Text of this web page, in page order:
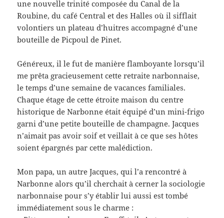
une nouvelle trinité composée du Canal de la
Roubine, du café Central et des Halles où il sifflait
volontiers un plateau d’huitres accompagné d’une
bouteille de Picpoul de Pinet.
Généreux, il le fut de manière flamboyante lorsqu’il
me prêta gracieusement cette retraite narbonnaise,
le temps d’une semaine de vacances familiales.
Chaque étage de cette étroite maison du centre
historique de Narbonne était équipé d’un mini-frigo
garni d’une petite bouteille de champagne. Jacques
n’aimait pas avoir soif et veillait à ce que ses hôtes
soient épargnés par cette malédiction.
Mon papa, un autre Jacques, qui l’a rencontré à
Narbonne alors qu’il cherchait à cerner la sociologie
narbonnaise pour s’y établir lui aussi est tombé
immédiatement sous le charme :